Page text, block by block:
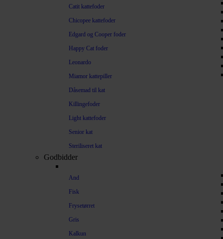
Catit kattefoder
Chicopee kattefoder
Edgard og Cooper foder
Happy Cat foder
Leonardo
Miamor kattepiller
Dåsemad til kat
Killingefoder
Light kattefoder
Senior kat
Steriliseret kat
Godbidder
And
Fisk
Frysetørret
Gris
Kalkun